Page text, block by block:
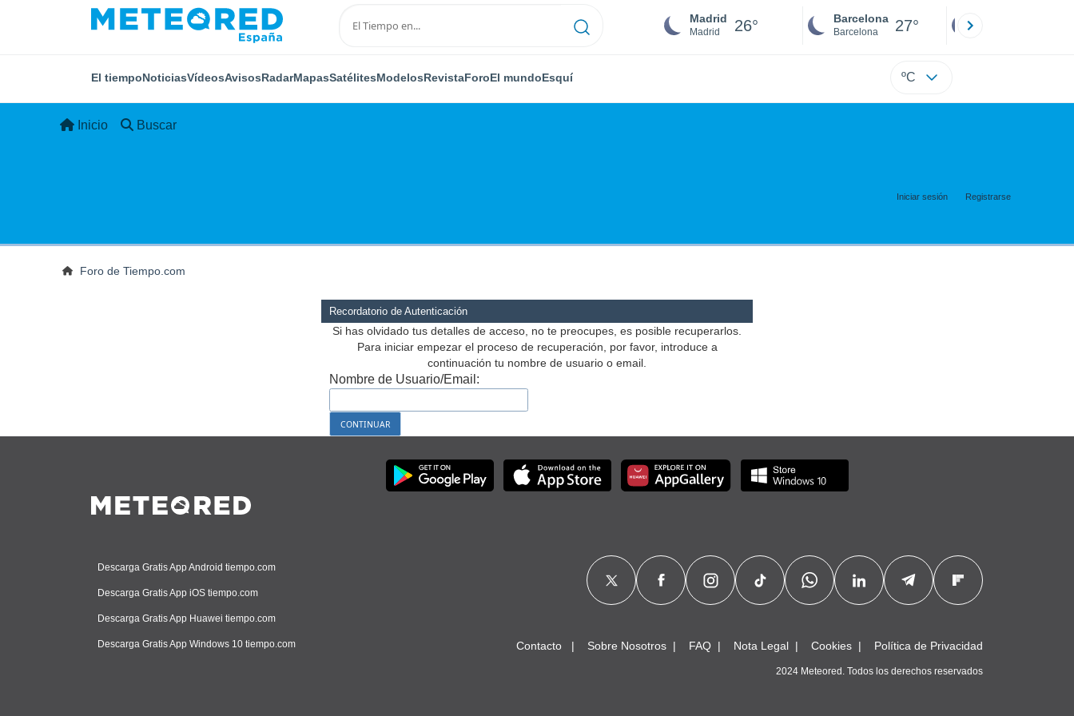
Madrid
Madrid 26° Barcelona
Barcelona 27°
El tiempoNoticiasVídeosAvisosRadarMapasSatélitesModelosRevistaForoEl mundoEsquí ºC
Inicio Buscar
Iniciar sesión Registrarse
Foro de Tiempo.com
Recordatorio de Autenticación
Si has olvidado tus detalles de acceso, no te preocupes, es posible recuperarlos.
Para iniciar empezar el proceso de recuperación, por favor, introduce a
continuación tu nombre de usuario o email.
Nombre de Usuario/Email:
Descarga Gratis App Android tiempo.com
Descarga Gratis App iOS tiempo.com
Descarga Gratis App Huawei tiempo.com
Descarga Gratis App Windows 10 tiempo.com Contacto Sobre Nosotros FAQ Nota Legal Cookies Política de Privacidad
2024 Meteored. Todos los derechos reservados